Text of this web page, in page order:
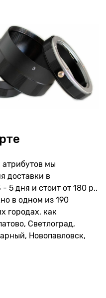
мы
доставки в
5 дня и стоит от 180 р..
в одном из 190
городах, как
Светлоград,
Новопавловск,